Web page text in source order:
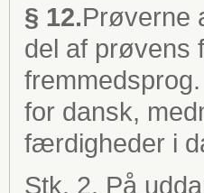
§ 12.Prøverne
del af prøvens
for dansk,
færdigheder i
Stk. 2. På